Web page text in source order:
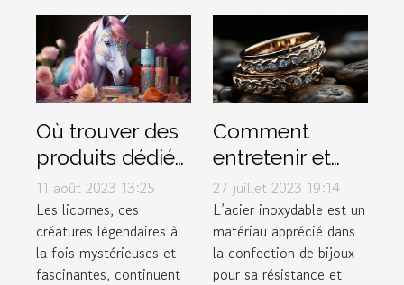
Où trouver des
produits dédiés
aux licornes ?
11 août 2023 13:25
Les licornes, ces
créatures légendaires à
la fois mystérieuses et
fascinantes, continuent
Comment
entretenir et
conserver vos
bijoux en acier
inoxydable
27 juillet 2023 19:14
L’acier inoxydable est un
matériau apprécié dans
la confection de bijoux
pour sa résistance et